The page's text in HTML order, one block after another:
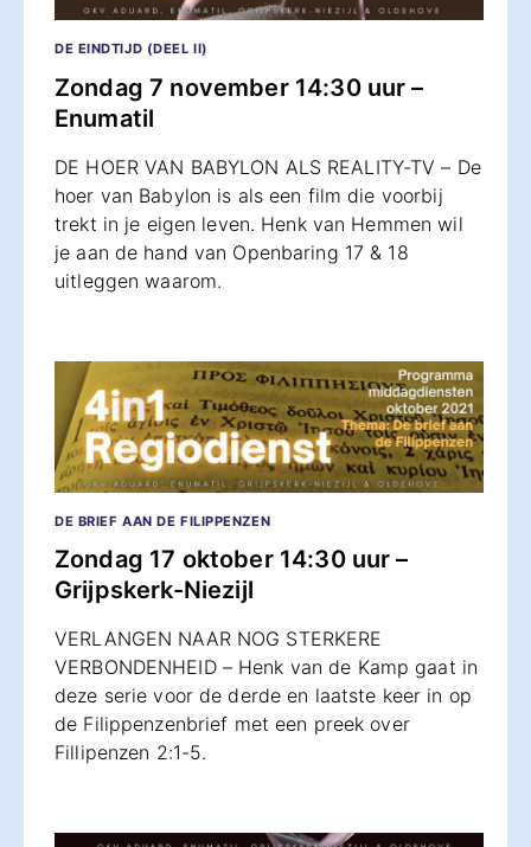
DE EINDTIJD (DEEL II)
Zondag 7 november 14:30 uur –
Enumatil
DE HOER VAN BABYLON ALS REALITY-TV – De
hoer van Babylon is als een film die voorbij
trekt in je eigen leven. Henk van Hemmen wil
je aan de hand van Openbaring 17 & 18
uitleggen waarom.
DE BRIEF AAN DE FILIPPENZEN
Zondag 17 oktober 14:30 uur –
Grijpskerk-Niezijl
VERLANGEN NAAR NOG STERKERE
VERBONDENHEID – Henk van de Kamp gaat in
deze serie voor de derde en laatste keer in op
de Filippenzenbrief met een preek over
Fillipenzen 2:1-5.